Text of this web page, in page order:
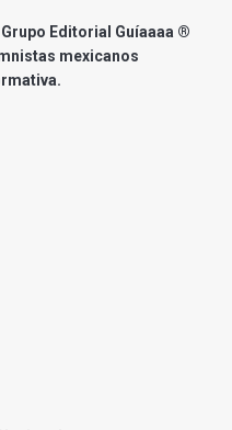
Editorial Guíaaaa ®
mexicanos